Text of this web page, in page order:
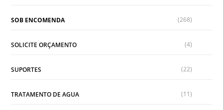
SOB ENCOMENDA (268)
SOLICITE ORÇAMENTO (4)
SUPORTES (22)
TRATAMENTO DE AGUA (11)